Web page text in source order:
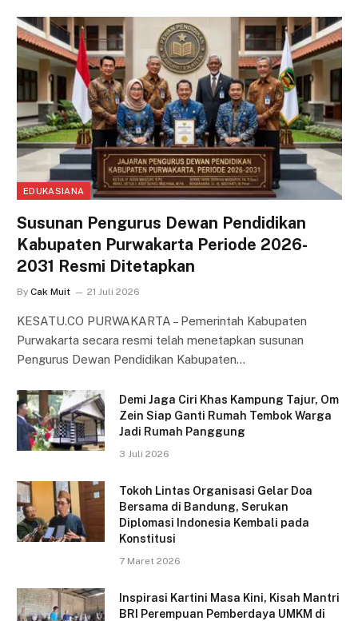
EDUKASIANA
Susunan Pengurus Dewan Pendidikan
Kabupaten Purwakarta Periode 2026-
2031 Resmi Ditetapkan
By Cak Muit 21 Juli 2026
KESATU.CO PURWAKARTA – Pemerintah Kabupaten
Purwakarta secara resmi telah menetapkan susunan
Pengurus Dewan Pendidikan Kabupaten…
Demi Jaga Ciri Khas Kampung Tajur, Om
Zein Siap Ganti Rumah Tembok Warga
Jadi Rumah Panggung
3 Juli 2026
Tokoh Lintas Organisasi Gelar Doa
Bersama di Bandung, Serukan
Diplomasi Indonesia Kembali pada
Konstitusi
7 Maret 2026
Inspirasi Kartini Masa Kini, Kisah Mantri
BRI Perempuan Pemberdaya UMKM di